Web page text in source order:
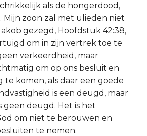
als de hongerdood,
Mijn zoon zal met ulieden niet
gezegd, Hoofdstuk 42:38,
om in zijn vertrek toe te
verkeerdheid, maar
om op ons besluit en
komen, als daar een goede
is een deugd, maar
geen deugd. Het is het
om niet te berouwen en
te nemen.